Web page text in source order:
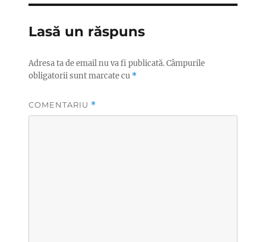
Lasă un răspuns
Adresa ta de email nu va fi publicată.Câmpurile
obligatorii sunt marcate cu *
COMENTARIU *